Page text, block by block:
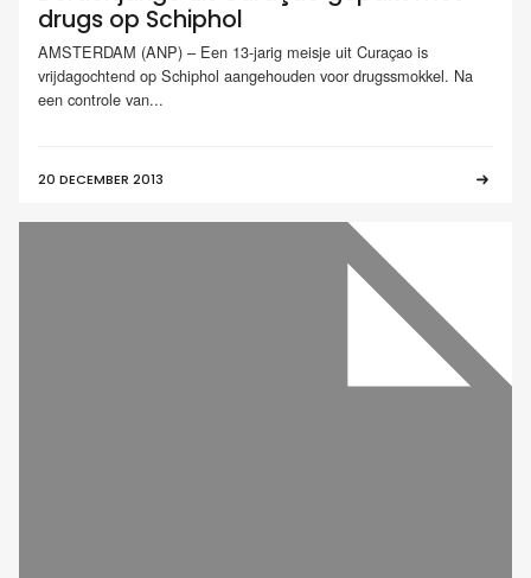
drugs op Schiphol
AMSTERDAM (ANP) – Een 13-jarig meisje uit Curaçao is
vrijdagochtend op Schiphol aangehouden voor drugssmokkel. Na
een controle van...
20 DECEMBER 2013